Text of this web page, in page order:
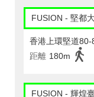
FUSION - 堅都
香港上環堅道
距離 180m
FUSION - 輝煌